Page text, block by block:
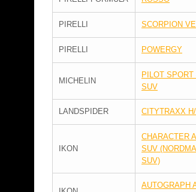
PIRELLI SCORPION
PIRELLI POWERGY
MICHELIN
PILOT SPORT
SUV
LANDSPIDER CITYTRAXX
IKON
CHARACTER
SUV
SUV)
AUTOGRAPH